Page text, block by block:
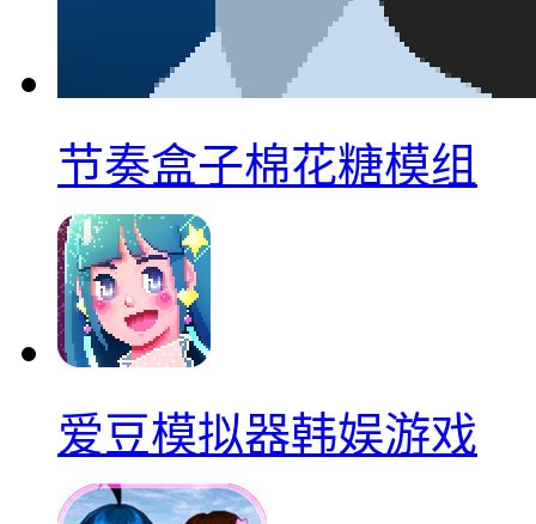
节奏盒子棉花糖模组
爱豆模拟器韩娱游戏